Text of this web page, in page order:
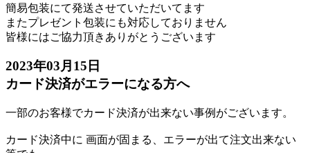
簡易包装にて発送させていただいてます
またプレゼント包装にも対応しておりません
皆様にはご協力頂きありがとうございます
2023年03月15日
カード決済がエラーになる方へ
一部のお客様でカード決済が出来ない事例がございます。
カード決済中に 画面が固まる、エラーが出て注文出来ない